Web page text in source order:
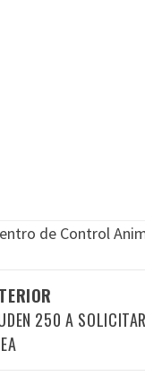
de Control
250 A